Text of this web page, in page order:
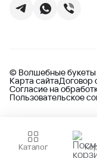
Каталог
© Волшебные
Карта сайтаДоговор
Согласие на
Пользовательское